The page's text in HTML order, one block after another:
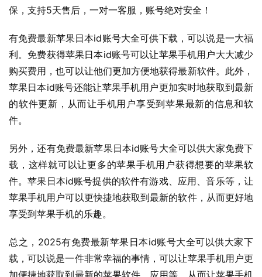
保，支持5天售后，一对一客服，账号绝对安全！
有免费最新苹果日本id账号大全可供下载，可以说是一大福
利。免费获得苹果日本id账号可以让苹果手机用户大大减少
购买费用，也可以让他们更加方便地获得最新软件。此外，
苹果日本id账号还能让苹果手机用户更加实时地获取到最新
的软件更新，从而让手机用户享受到苹果最新的信息和软
件。
另外，还有免费最新苹果日本id账号大全可以供大家免费下
载，这样就可以让更多的苹果手机用户获得想要的苹果软
件。苹果日本id账号提供的软件有游戏、应用、音乐等，让
苹果手机用户可以更快捷地获取到最新的软件，从而更好地
享受到苹果手机的乐趣。
总之，2025有免费最新苹果日本id账号大全可以供大家下
载，可以说是一件非常幸福的事情，可以让苹果手机用户更
加便捷地获取到最新的苹果软件、应用等，从而让苹果手机